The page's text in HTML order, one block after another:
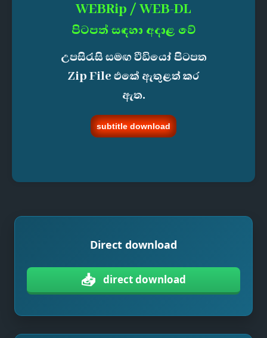
WEBRip / WEB-DL
පිටපත් සඳහා අදාළ වේ
උපසිරැසි සමඟ වීඩියෝ පිටපත
Zip File එකේ ඇතුළත් කර
ඇත.
subtitle download
Direct download
📥 direct download